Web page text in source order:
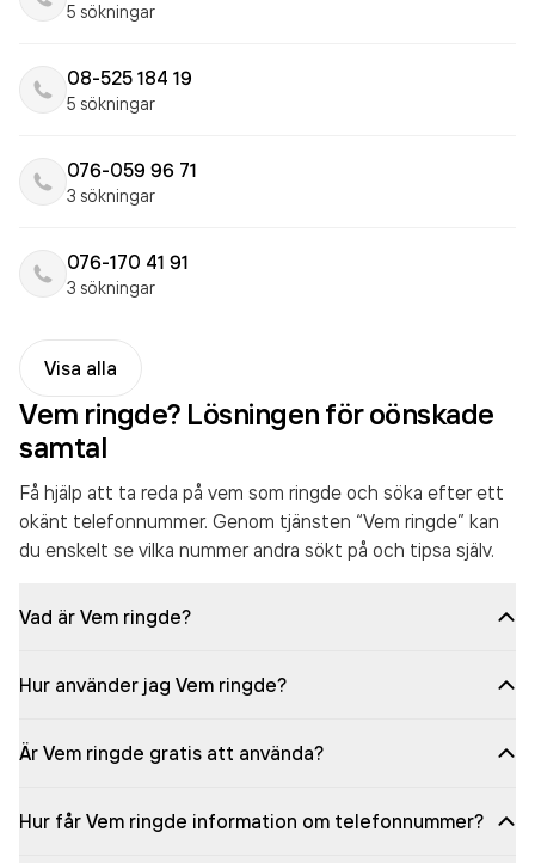
5 sökningar
08-525 184 19
5 sökningar
076-059 96 71
3 sökningar
076-170 41 91
3 sökningar
Visa alla
Vem ringde? Lösningen för oönskade
samtal
Få hjälp att ta reda på vem som ringde och söka efter ett
okänt telefonnummer. Genom tjänsten “Vem ringde” kan
du enskelt se vilka nummer andra sökt på och tipsa själv.
Vad är Vem ringde?
Hur använder jag Vem ringde?
Är Vem ringde gratis att använda?
Hur får Vem ringde information om telefonnummer?